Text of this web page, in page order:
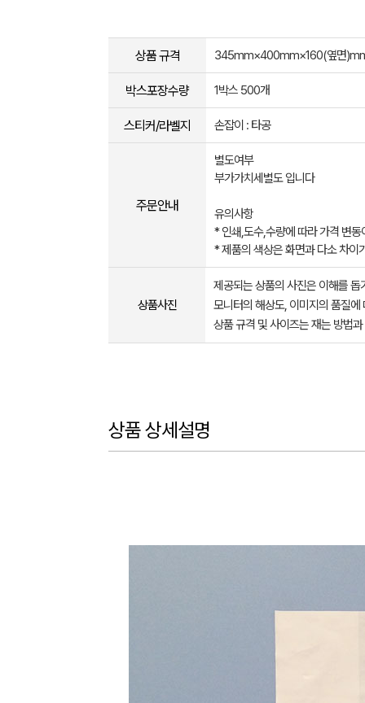
상품 규격 345mm×400mm×160(옆면
박스포장수량 1박스 500개
스티커/라벨지 손잡이 : 타공
주문안내
별도여부
부가가치세별도 입니다
유의사항
* 인쇄,도수,수량에 따라 가격 변
* 제품의 색상은 화면과 다소 차이
상품사진
제공되는 상품의 사진은 이해를
모니터의 해상도, 이미지의 품질
상품 규격 및 사이즈는 재는 방법
상품 상세설명